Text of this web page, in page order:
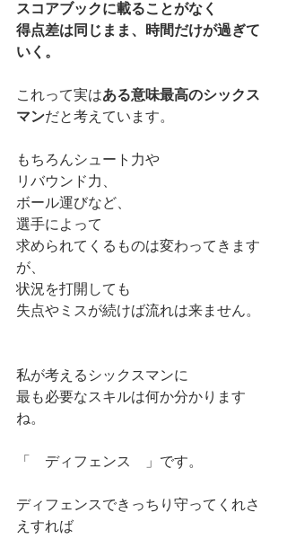
スコアブックに載ることがなく
得点差は同じまま、時間だけが過ぎて
いく。
これって実はある意味最高のシックス
マンだと考えています。
もちろんシュート力や
リバウンド力、
ボール運びなど、
選手によって
求められてくるものは変わってきます
が、
状況を打開しても
失点やミスが続けば流れは来ません。
私が考えるシックスマンに
最も必要なスキルは何か分かります
ね。
「　ディフェンス　」です。
ディフェンスできっちり守ってくれさ
えすれば